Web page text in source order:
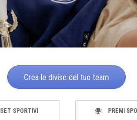
Crea le divise del tuo team
SET SPORTIVI PREMI